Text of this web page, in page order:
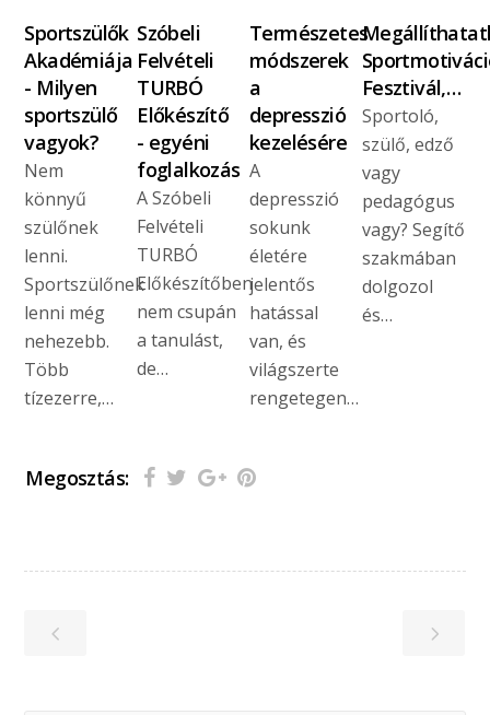
Sportszülők
Akadémiája
- Milyen
sportszülő
vagyok?
Nem
könnyű
szülőnek
lenni.
Sportszülőnek
lenni még
nehezebb.
Több
tízezerre,…
Szóbeli
Felvételi
TURBÓ
Előkészítő
- egyéni
foglalkozás
A Szóbeli
Felvételi
TURBÓ
Előkészítőben
nem csupán
a tanulást,
de…
Természetes
módszerek
a
depresszió
kezelésére
A
depresszió
sokunk
életére
jelentős
hatással
van, és
világszerte
rengetegen…
Fesztivál,…
Sportoló,
szülő, edző
vagy
pedagógus
vagy? Segítő
szakmában
dolgozol
és…
Megosztás: